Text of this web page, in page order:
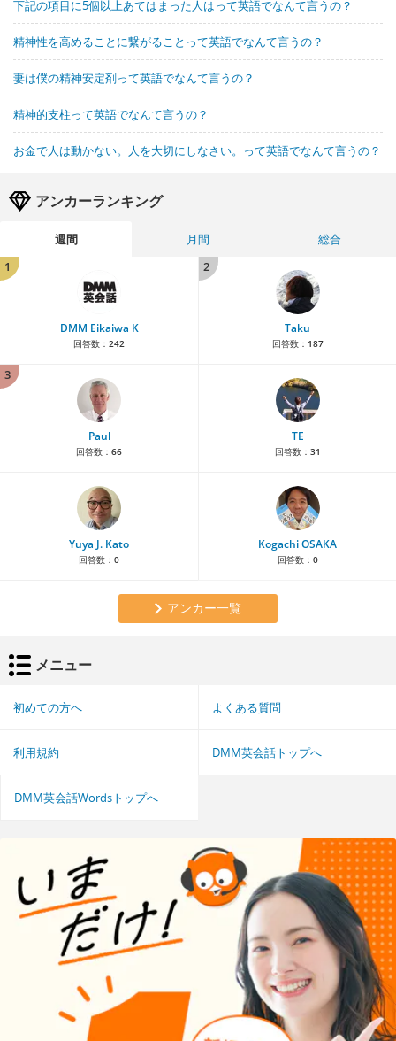
下記の項目に5個以上あてはまった人はって英語でなんて言うの？
精神性を高めることに繋がることって英語でなんて言うの？
妻は僕の精神安定剤って英語でなんて言うの？
精神的支柱って英語でなんて言うの？
お金で人は動かない。人を大切にしなさい。って英語でなんて言うの？
アンカーランキング
週間 月間
総合
1
DMM Eikaiwa K
回答数： 242
2
Taku
回答数： 187
3
Paul
回答数： 66
TE
回答数： 31
Yuya J. Kato
回答数： 0
Kogachi OSAKA
回答数： 0
アンカー一覧
メニュー
初めての方へ よくある質問
利用規約 DMM英会話トップへ
DMM英会話Wordsトップへ